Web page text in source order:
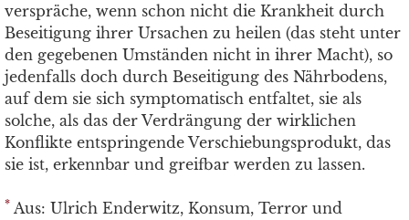
verspräche, wenn schon nicht die Krankheit durch
Beseitigung ihrer Ursachen zu heilen (das steht unter
den gegebenen Umständen nicht in ihrer Macht), so
jedenfalls doch durch Beseitigung des Nährbodens,
auf dem sie sich symptomatisch entfaltet, sie als
solche, als das der Verdrängung der wirklichen
Konflikte entspringende Verschiebungsprodukt, das
sie ist, erkennbar und greifbar werden zu lassen.
* Aus: Ulrich Enderwitz, Konsum, Terror und